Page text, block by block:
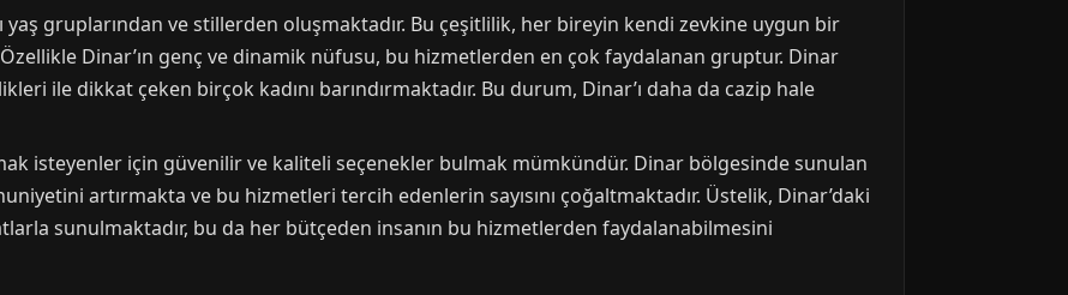
gruplarından ve stillerden oluşmaktadır. Bu çeşitlilik, her bireyin kendi zevkine uygun bir
Özellikle Dinar’ın genç ve dinamik nüfusu, bu hizmetlerden en çok faydalanan gruptur. Dinar
ile dikkat çeken birçok kadını barındırmaktadır. Bu durum, Dinar’ı daha da cazip hale
isteyenler için güvenilir ve kaliteli seçenekler bulmak mümkündür. Dinar bölgesinde sunulan
artırmakta ve bu hizmetleri tercih edenlerin sayısını çoğaltmaktadır. Üstelik, Dinar’daki
sunulmaktadır, bu da her bütçeden insanın bu hizmetlerden faydalanabilmesini